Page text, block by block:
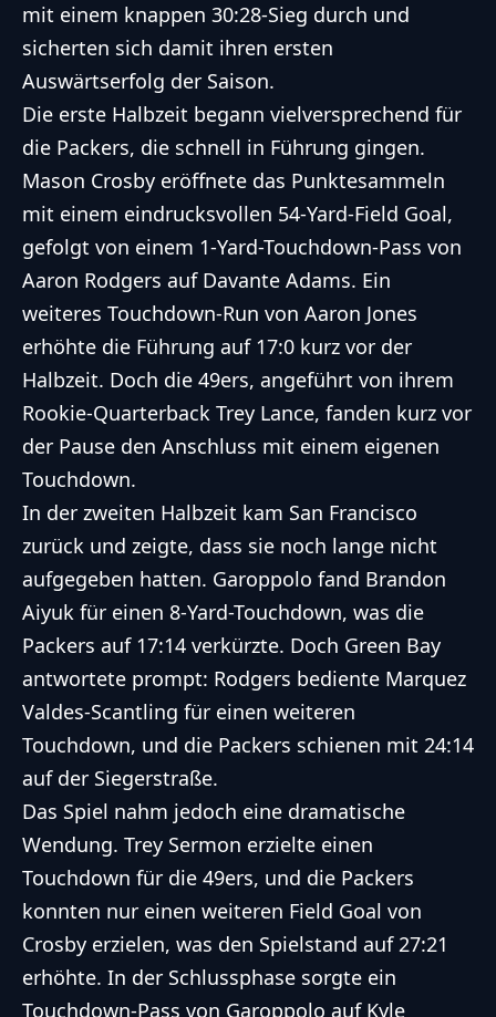
mit einem knappen 30:28-Sieg durch und
sicherten sich damit ihren ersten
Auswärtserfolg der Saison.
Die erste Halbzeit begann vielversprechend für
die Packers, die schnell in Führung gingen.
Mason Crosby eröffnete das Punktesammeln
mit einem eindrucksvollen 54-Yard-Field Goal,
gefolgt von einem 1-Yard-Touchdown-Pass von
Aaron Rodgers auf Davante Adams. Ein
weiteres Touchdown-Run von Aaron Jones
erhöhte die Führung auf 17:0 kurz vor der
Halbzeit. Doch die 49ers, angeführt von ihrem
Rookie-Quarterback Trey Lance, fanden kurz vor
der Pause den Anschluss mit einem eigenen
Touchdown.
In der zweiten Halbzeit kam San Francisco
zurück und zeigte, dass sie noch lange nicht
aufgegeben hatten. Garoppolo fand Brandon
Aiyuk für einen 8-Yard-Touchdown, was die
Packers auf 17:14 verkürzte. Doch Green Bay
antwortete prompt: Rodgers bediente Marquez
Valdes-Scantling für einen weiteren
Touchdown, und die Packers schienen mit 24:14
auf der Siegerstraße.
Das Spiel nahm jedoch eine dramatische
Wendung. Trey Sermon erzielte einen
Touchdown für die 49ers, und die Packers
konnten nur einen weiteren Field Goal von
Crosby erzielen, was den Spielstand auf 27:21
erhöhte. In der Schlussphase sorgte ein
Touchdown-Pass von Garoppolo auf Kyle